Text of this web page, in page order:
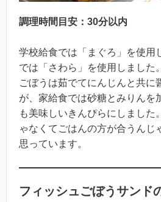
調理時間目安：30分以内
学校給食では「まぐろ」を使用
では「さわら」を使用しました
ごぼうは茹でてにんじんと共に
が、家給食では砂糖とみりんを
も美味しいきんぴらにしました
ゃなくてごはんの方が合うんじ
思っています。
フィッシュごぼうサンド